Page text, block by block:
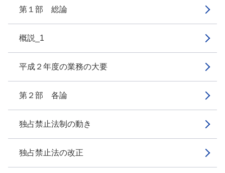
第１部 総論
概説_1
平成２年度の業務の大要
第２部 各論
独占禁止法制の動き
独占禁止法の改正